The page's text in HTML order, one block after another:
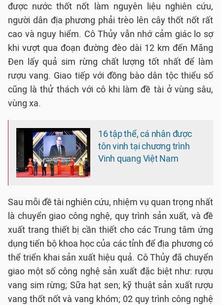
được nước thốt nốt làm nguyên liệu nghiên cứu,
người dân địa phương phải trèo lên cây thốt nốt rất
cao và nguy hiểm. Cô Thủy vẫn nhớ cảm giác lo sợ
khi vượt qua đoạn đường đèo dài 12 km đến Măng
Đen lấy quả sim rừng chất lượng tốt nhất để làm
rượu vang. Giao tiếp với đồng bào dân tộc thiểu số
cũng là thử thách với cô khi làm đề tài ở vùng sâu,
vùng xa.
16 tập thể, cá nhân được
tôn vinh tại chương trình
Vinh quang Việt Nam
Sau mỗi đề tài nghiên cứu, nhiệm vụ quan trọng nhất
là chuyển giao công nghệ, quy trình sản xuất, và đề
xuất trang thiết bị cần thiết cho các Trung tâm ứng
dụng tiến bộ khoa học của các tỉnh để địa phương có
thể triển khai sản xuất hiệu quả. Cô Thủy đã chuyển
giao một số công nghệ sản xuất đặc biệt như: rượu
vang sim rừng; Sữa hạt sen; kỹ thuật sản xuất rượu
vang thốt nốt và vang khóm; 02 quy trình công nghệ